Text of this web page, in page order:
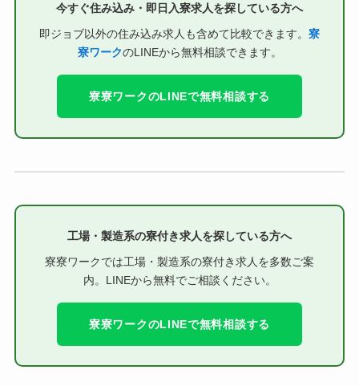
今すぐ住み込み・即日入寮求人を探している方へ
即ジョブ以外の住み込み求人も含めて比較できます。 寮
寮ワークのLINEから無料相談できます。
寮寮ワークのLINEで無料相談する
工場・製造系の寮付き求人を探している方へ
寮寮ワークでは工場・製造系の寮付き求人を多数ご案
内。LINEから無料でご相談ください。
寮寮ワークのLINEで無料相談する